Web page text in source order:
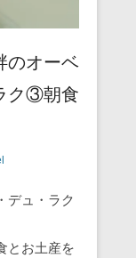
のオーベ
ク③朝食
デュ・ラク
とお土産を